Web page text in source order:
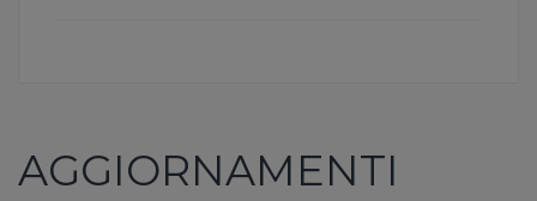
AGGIORNAMENTI